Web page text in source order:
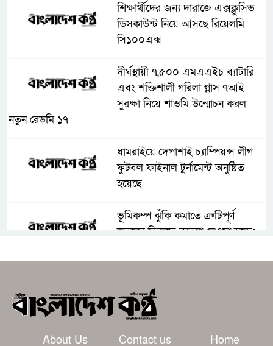
শিক্ষার্থীদের জন্য দারাজে এক্সক্লুসিভ
ডিসকাউন্ট নিয়ে আসছে রিয়েলমি
সি১০০এক্স
দীর্ঘস্থায়ী ৭,৫০০ এমএএইচ ব্যাটারি
এবং শক্তিশালী গরিলা গ্লাস ৭আই
সুরক্ষা নিয়ে শাওমি উন্মোচন করল
নতুন রেডমি ১৭
ধামরাইয়ে দেপাশাই চ্যাম্পিয়ন্স লীগ
ফুটবল ফাইনাল টুর্নামেন্ট অনুষ্ঠিত
হয়েছে
ভূমিকম্প ঝুঁকি কমাতে ত্রুটিপূর্ণ
ভবনের বিরুদ্ধে ব্যবস্থা নেওয়া হচ্ছে:
ব্রাহ্মণবাড়িয়ায় শিক্ষকদের সঙ্গে জেলা
প্রশাসনের মতবিনিময়।
About Us Contact us
Home